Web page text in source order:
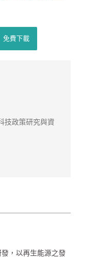
免費下載
技政策研究與資
，以再生能源之發